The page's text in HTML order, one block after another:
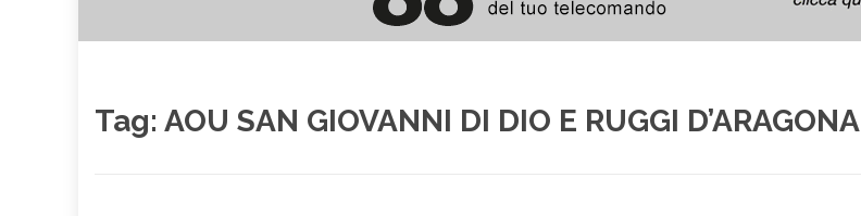
Tag: AOU SAN GIOVANNI DI DIO E RUGGI D’ARAGONA